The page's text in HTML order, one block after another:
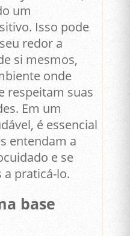
um
Isso pode
redor a
si mesmos,
onde
respeitam suas
Em um
é essencial
entendam a
e se
praticá-lo.
base